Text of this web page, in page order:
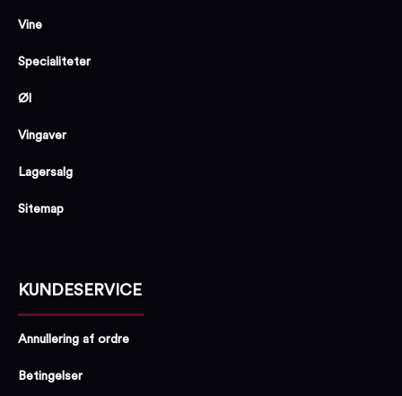
Vine
Specialiteter
Øl
Vingaver
Lagersalg
Sitemap
KUNDESERVICE
Annullering af ordre
Betingelser